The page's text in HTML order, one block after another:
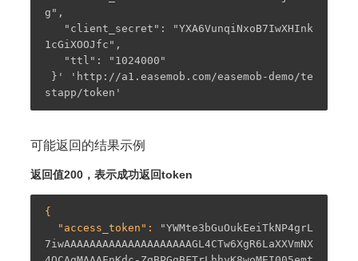
g",
1cGiXOOJfc",
}'
'http://a1.easemob.com/easemob-demo/te
stapp/token'
可能返回的结果示例
返回值200，表示成功返回token
{
  "
access_token ":
"YWMte3bGuOukEeiTkNP4grL
7iwAAAAAAAAAAAAAAAAAAAAGL4CTw6XgR6LaXXVmNX